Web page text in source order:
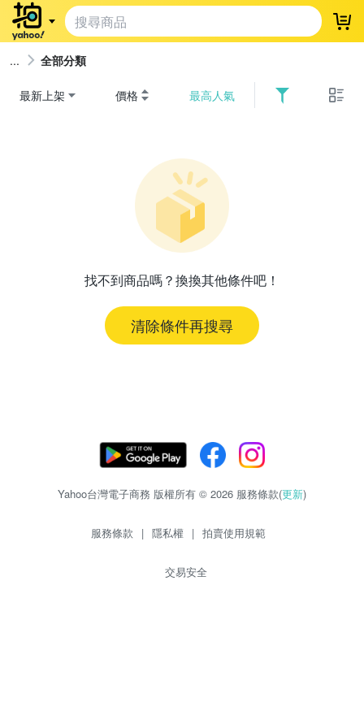
登
全部分類
最新上架 價格 最高人氣
找不到商品嗎？換換其他條件吧！
清除條件再搜尋
Yahoo台灣電子商務 版權所有 © 2026 服務條款(更新)
服務條款 | 隱私權 | 拍賣使用規範
交易安全